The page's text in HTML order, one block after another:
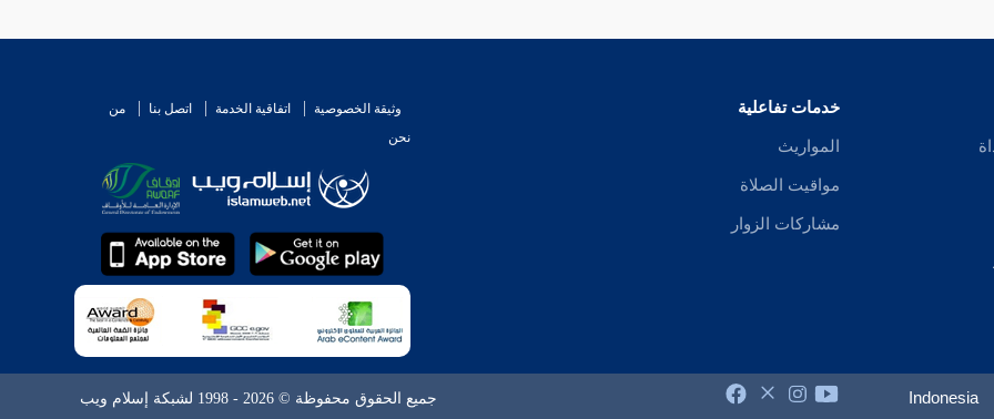
خدمات تفاعلية
المواريث
مواقيت الصلاة
مشاركات الزوار
وثيقة الخصوصية اتفاقية الخدمة اتصل بنا
من
نحن
Indonesia جميع الحقوق محفوظة © 2026 - 1998 لشبكة إسلام ويب